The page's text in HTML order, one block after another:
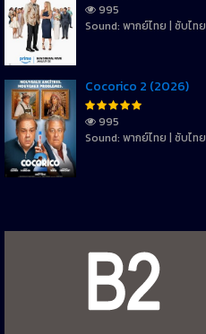
995
Sound: พากย์ไทย | ซับไทย
Cocorico 2 (2026)
995
Sound: พากย์ไทย | ซับไทย